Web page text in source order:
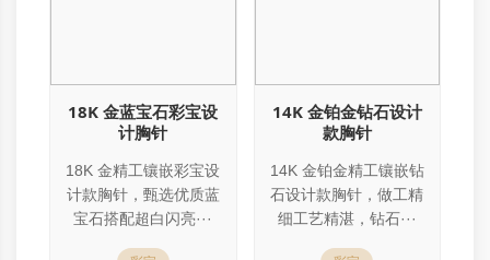
18K 金蓝宝石彩宝设
计胸针
18K 金精工镶嵌彩宝设
计款胸针，甄选优质蓝
宝石搭配超白闪亮···
14K 金铂金钻石设计
款胸针
14K 金铂金精工镶嵌钻
石设计款胸针，做工精
细工艺精湛，钻石···